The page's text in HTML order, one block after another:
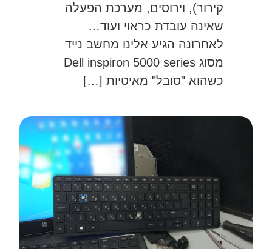
קירור), וירוסים, מערכת הפעלה
שאינה עובדת כראוי ועוד…
לאחרונה הגיע אלינו מחשב נייד
מסוג Dell inspiron 5000 series
כשהוא "סובל" מאיטיות […]